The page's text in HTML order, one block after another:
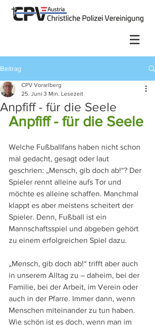
Beitrag
Anpfiff - für die Seele
CPV Vorarlberg
25. Juni 3 Min. Lesezeit
Anpfiff - für die Seele
Welche Fußballfans haben nicht schon
mal gedacht, gesagt oder laut
geschrien: „Mensch, gib doch ab!“? Der
Spieler rennt alleine aufs Tor und
möchte es alleine schaffen. Manchmal
klappt es aber meistens scheitert der
Spieler. Denn, Fußball ist ein
Mannschaftsspiel und abgeben gehört
zu einem erfolgreichen Spiel dazu.
„Mensch, gib doch ab!“ trifft aber auch
in unserem Alltag zu – daheim, bei der
Familie, bei der Arbeit, im Verein oder
auch in der Pfarre. Immer dann, wenn
Menschen miteinander zu tun haben.
Wie schön ist es doch, wenn man im